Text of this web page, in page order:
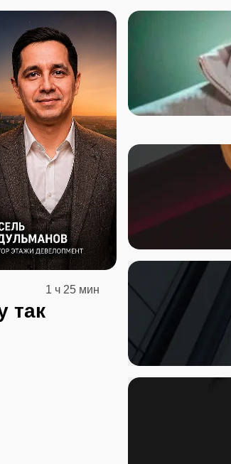
1 ч 25 мин
так